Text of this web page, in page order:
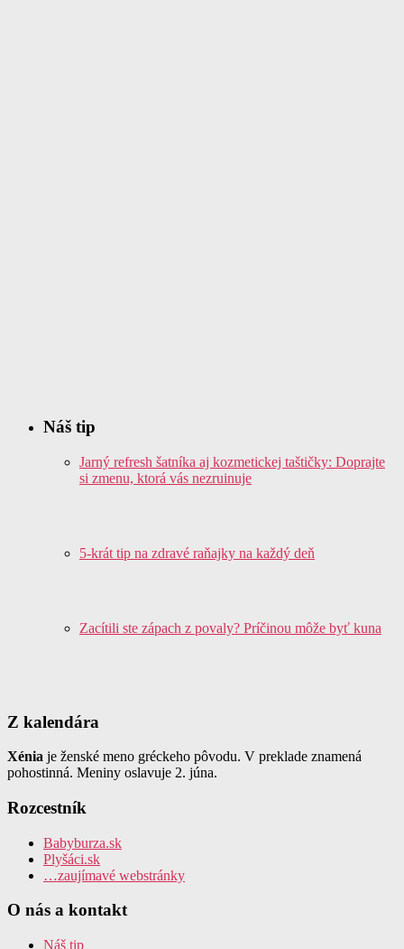
Náš tip
Jarný refresh šatníka aj kozmetickej taštičky: Doprajte
si zmenu, ktorá vás nezruinuje
5-krát tip na zdravé raňajky na každý deň
Zacítili ste zápach z povaly? Príčinou môže byť kuna
Z kalendára
Xénia je ženské meno gréckeho pôvodu. V preklade znamená
pohostinná. Meniny oslavuje 2. júna.
Rozcestník
Babyburza.sk
Plyšáci.sk
…zaujímavé webstránky
O nás a kontakt
Náš tip